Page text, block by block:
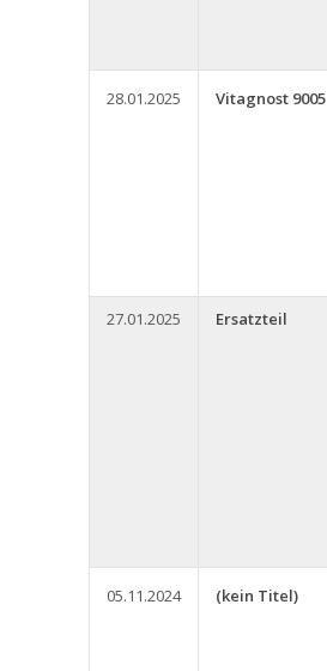
28.01.2025 Vitagnost 9005
27.01.2025 Ersatzteil
05.11.2024 (kein Titel)